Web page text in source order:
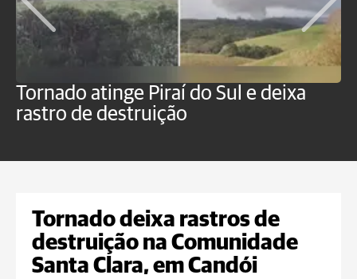
Tornado atinge Piraí do Sul e deixa
rastro de destruição
Tornado deixa rastros de
destruição na Comunidade
Santa Clara, em Candói